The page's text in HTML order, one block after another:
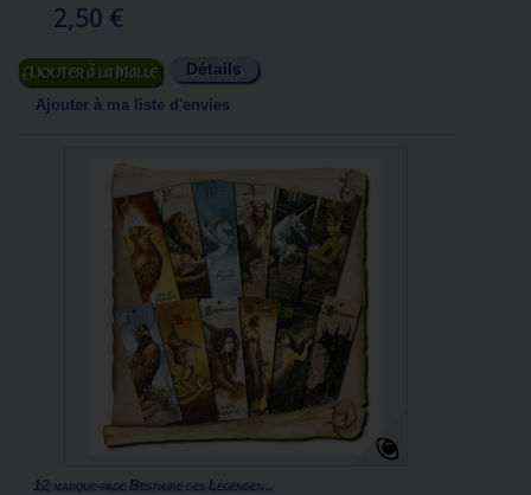
2,50 €
Ajouter au panier Détails
Ajouter à ma liste d'envies
12 marque-page Bestiaire des Légendes...